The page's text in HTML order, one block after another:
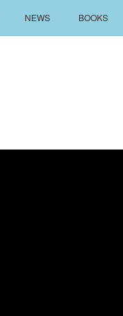
NEWS BOOKS